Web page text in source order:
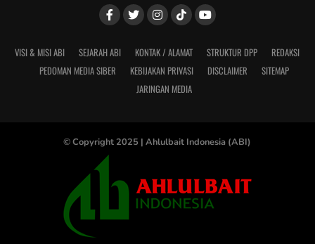
VISI & MISI ABI SEJARAH ABI KONTAK / ALAMAT STRUKTUR DPP
REDAKSI
PEDOMAN MEDIA SIBER
KEBIJAKAN PRIVASI DISCLAIMER
SITEMAP
JARINGAN MEDIA
© Copyright 2025 | Ahlulbait Indonesia (ABI)